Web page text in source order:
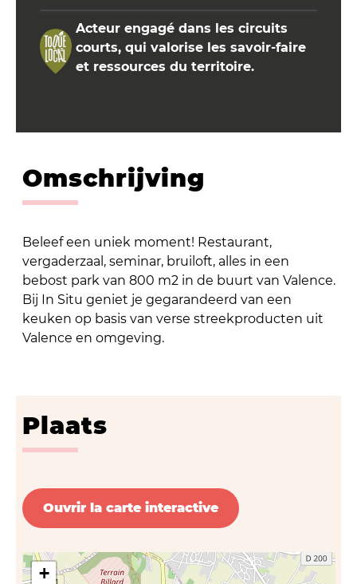
Acteur engagé dans les circuits
courts, qui valorise les savoir-faire
et ressources du territoire.
Omschrijving
Beleef een uniek moment! Restaurant,
vergaderzaal, seminar, bruiloft, alles in een
bebost park van 800 m2 in de buurt van Valence.
Bij In Situ geniet je gegarandeerd van een
keuken op basis van verse streekproducten uit
Valence en omgeving.
Plaats
Ouvrir la carte interactive
+